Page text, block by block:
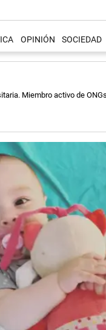
OPINIÓN SOCIEDAD
Miembro activo de